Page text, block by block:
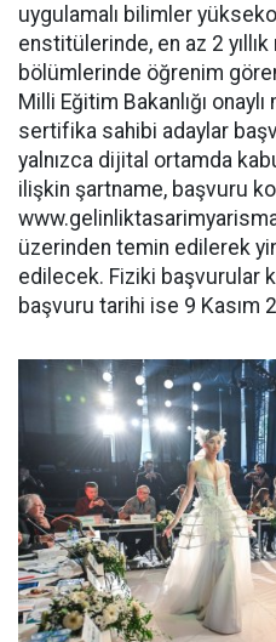
uygulamalı bilimler
enstitülerinde, en az 2 yıllık
bölümlerinde öğrenim
Milli Eğitim Bakanlığı
sertifika sahibi adaylar
yalnızca dijital ortamda
ilişkin şartname, başvuru
üzerinden temin edilerek
edilecek. Fiziki başvurular
başvuru tarihi ise 9 Kasım